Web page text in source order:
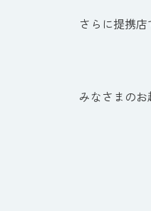
さらに提携
みなさまのお